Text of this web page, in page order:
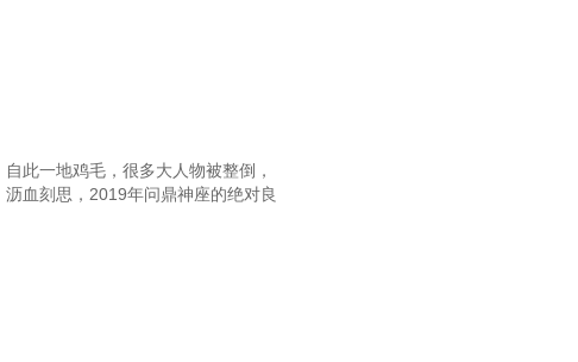
第75章 上头的两手准备
第78章 要出大问题
此一地鸡毛，很多大人物被整倒，
血刻思，2019年问鼎神座的绝对良